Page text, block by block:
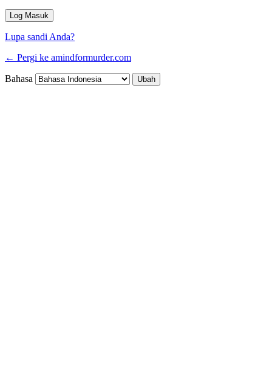
Lupa sandi Anda?
← Pergi ke amindformurder.com
Bahasa